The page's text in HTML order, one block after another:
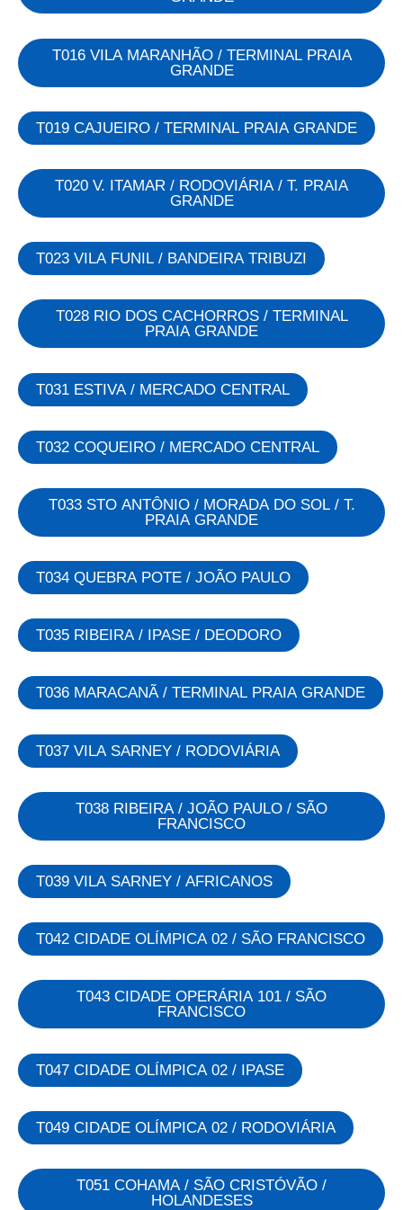
T016 VILA MARANHÃO / TERMINAL PRAIA
GRANDE
T019 CAJUEIRO / TERMINAL PRAIA GRANDE
T020 V. ITAMAR / RODOVIÁRIA / T. PRAIA
GRANDE
T023 VILA FUNIL / BANDEIRA TRIBUZI
T028 RIO DOS CACHORROS / TERMINAL
PRAIA GRANDE
T031 ESTIVA / MERCADO CENTRAL
T032 COQUEIRO / MERCADO CENTRAL
T033 STO ANTÔNIO / MORADA DO SOL / T.
PRAIA GRANDE
T034 QUEBRA POTE / JOÃO PAULO
T035 RIBEIRA / IPASE / DEODORO
T036 MARACANÃ / TERMINAL PRAIA GRANDE
T037 VILA SARNEY / RODOVIÁRIA
T038 RIBEIRA / JOÃO PAULO / SÃO
FRANCISCO
T039 VILA SARNEY / AFRICANOS
T042 CIDADE OLÍMPICA 02 / SÃO FRANCISCO
T043 CIDADE OPERÁRIA 101 / SÃO
FRANCISCO
T047 CIDADE OLÍMPICA 02 / IPASE
T049 CIDADE OLÍMPICA 02 / RODOVIÁRIA
T051 COHAMA / SÃO CRISTÓVÃO /
HOLANDESES